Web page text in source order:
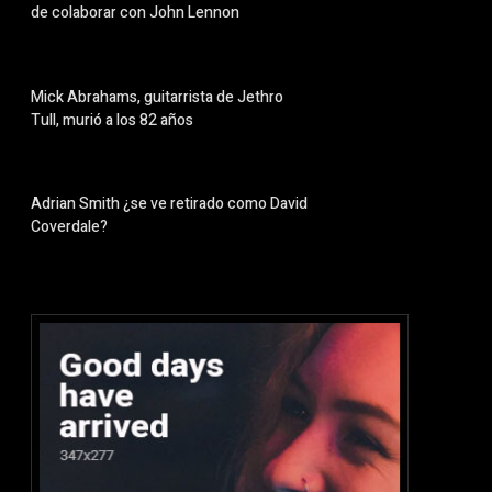
de colaborar con John Lennon
Mick Abrahams, guitarrista de Jethro
Tull, murió a los 82 años
Adrian Smith ¿se ve retirado como David
Coverdale?